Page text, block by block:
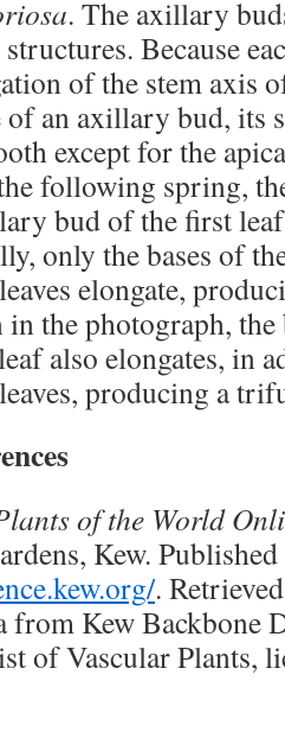
. The axillary
Because
of the stem axis
of an axillary bud, its
except for the
following spring,
bud of the first
only the bases of
elongate,
in the photograph,
also elongates, in
producing a
of the World
Kew.
.
from Kew Backbone
of Vascular Plants,